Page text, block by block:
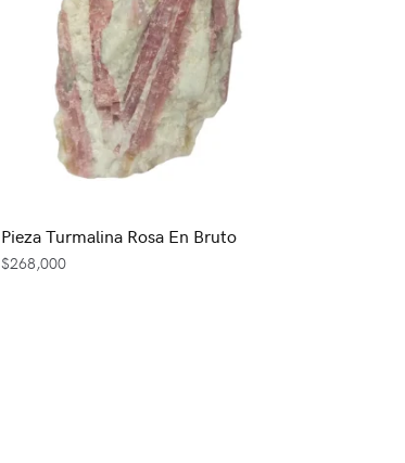
Pieza Turmalina Rosa En Bruto
$268,000